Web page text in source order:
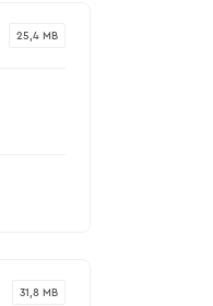
25,4 MB
31,8 MB